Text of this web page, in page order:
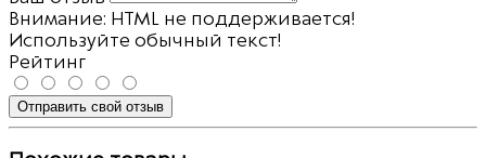
Внимание: HTML не поддерживается!
Используйте обычный текст!
Рейтинг
Отправить свой отзыв